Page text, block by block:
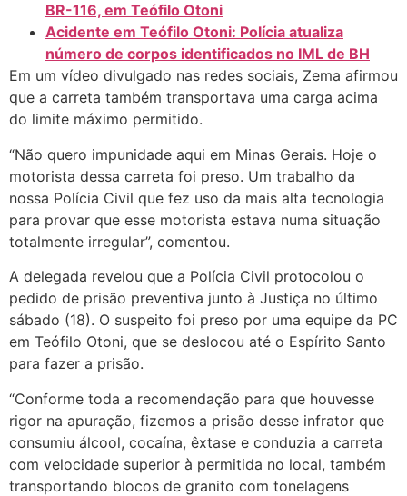
BR-116, em Teófilo Otoni
Acidente em Teófilo Otoni: Polícia atualiza
número de corpos identificados no IML de BH
Em um vídeo divulgado nas redes sociais, Zema afirmou
que a carreta também transportava uma carga acima
do limite máximo permitido.
“Não quero impunidade aqui em Minas Gerais. Hoje o
motorista dessa carreta foi preso. Um trabalho da
nossa Polícia Civil que fez uso da mais alta tecnologia
para provar que esse motorista estava numa situação
totalmente irregular”, comentou.
A delegada revelou que a Polícia Civil protocolou o
pedido de prisão preventiva junto à Justiça no último
sábado (18). O suspeito foi preso por uma equipe da PC
em Teófilo Otoni, que se deslocou até o Espírito Santo
para fazer a prisão.
“Conforme toda a recomendação para que houvesse
rigor na apuração, fizemos a prisão desse infrator que
consumiu álcool, cocaína, êxtase e conduzia a carreta
com velocidade superior à permitida no local, também
transportando blocos de granito com tonelagens